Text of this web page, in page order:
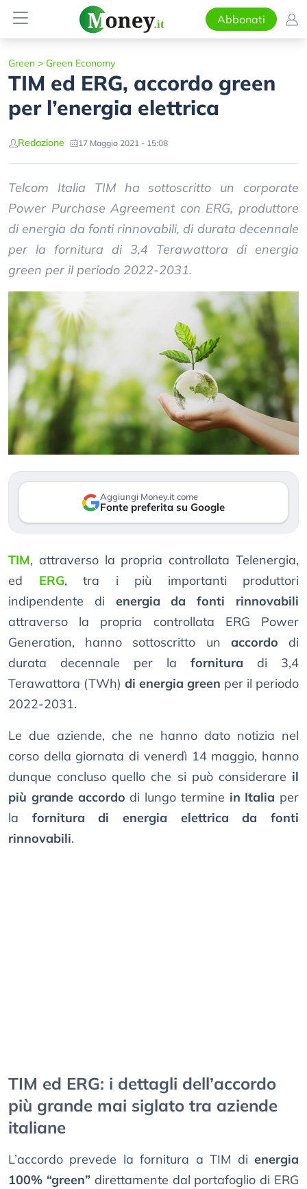
Abbonati
Green > Green Economy
TIM ed ERG, accordo green
per l’energia elettrica
Redazione 17 Maggio 2021 - 15:08
Telcom Italia TIM ha sottoscritto un corporate
Power Purchase Agreement con ERG, produttore
di energia da fonti rinnovabili, di durata decennale
per la fornitura di 3,4 Terawattora di energia
green per il periodo 2022-2031.
Aggiungi Money.it come
Fonte preferita su Google
TIM, attraverso la propria controllata Telenergia,
ed ERG, tra i più importanti produttori
indipendente di energia da fonti rinnovabili
attraverso la propria controllata ERG Power
Generation, hanno sottoscritto un accordo di
durata decennale per la fornitura di 3,4
Terawattora (TWh) di energia green per il periodo
2022-2031.
Le due aziende, che ne hanno dato notizia nel
corso della giornata di venerdì 14 maggio, hanno
dunque concluso quello che si può considerare il
più grande accordo di lungo termine in Italia per
la fornitura di energia elettrica da fonti
rinnovabili.
TIM ed ERG: i dettagli dell’accordo
più grande mai siglato tra aziende
italiane
L’accordo prevede la fornitura a TIM di energia
100% “green” direttamente dal portafoglio di ERG